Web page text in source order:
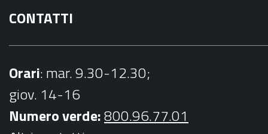
CONTATTI
Orari: mar. 9.30-12.30;
giov. 14-16
Numero verde:800.96.77.01